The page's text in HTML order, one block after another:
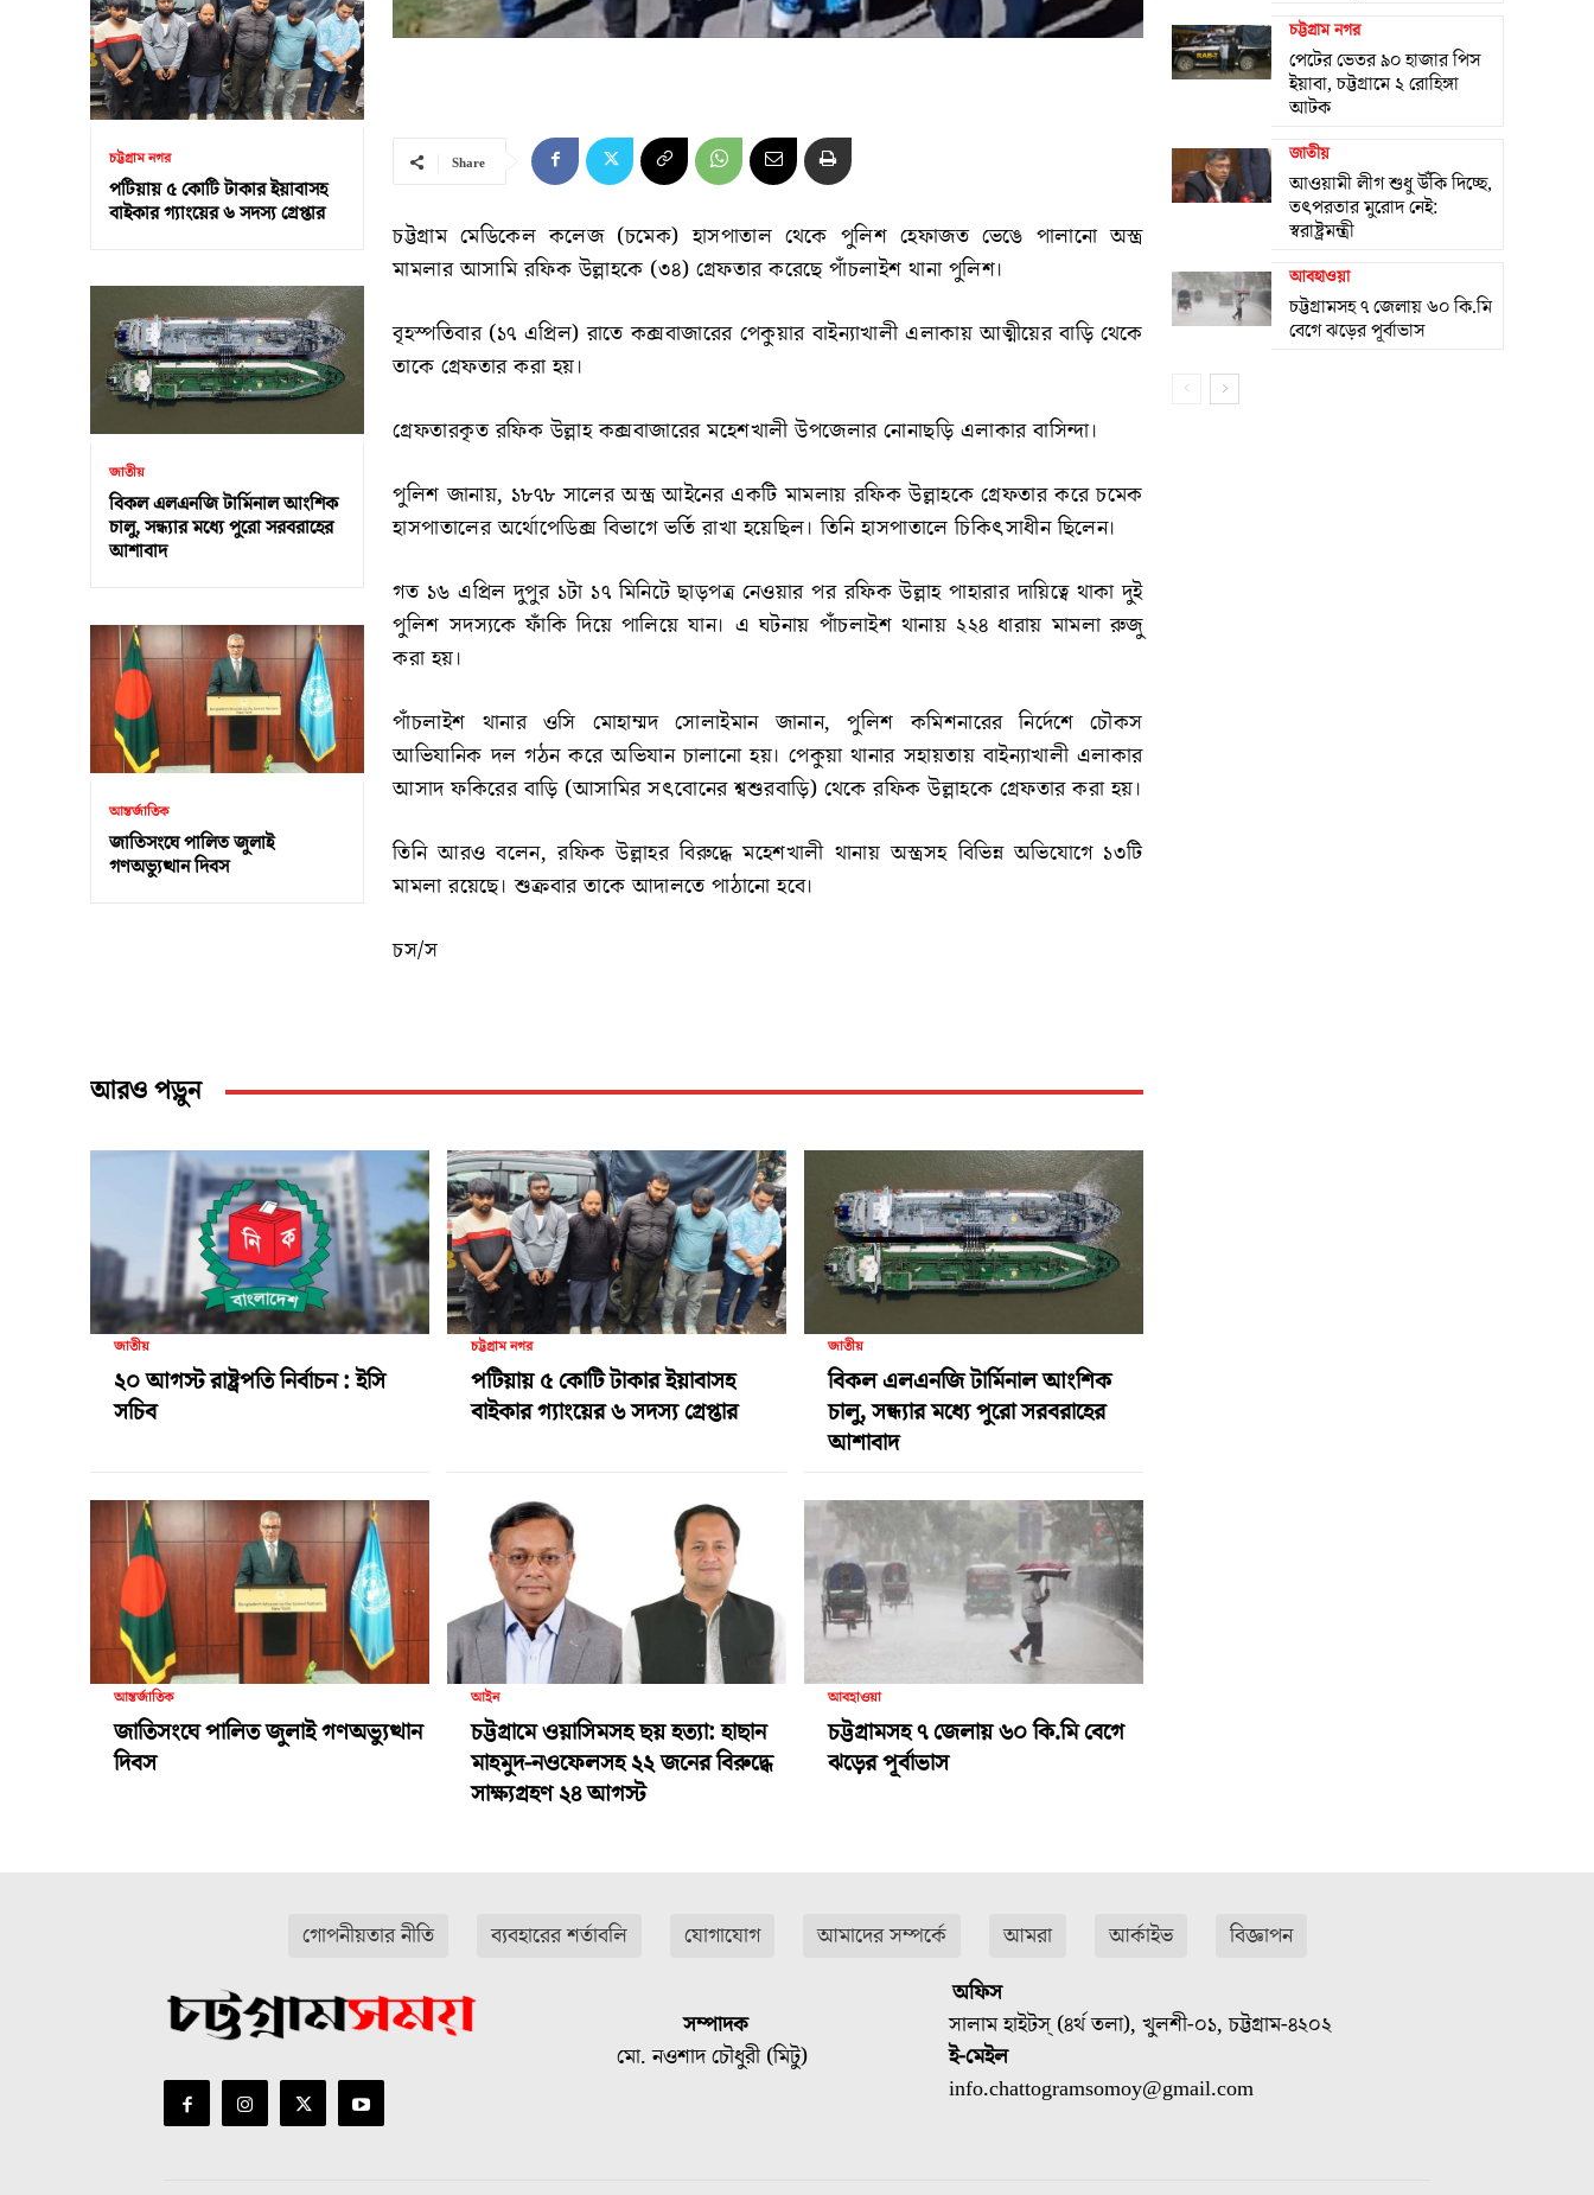
চট্টগ্রাম নগর
পটিয়ায় ৫ কোটি টাকার ইয়াবাসহ
বাইকার গ্যাংয়ের ৬ সদস্য গ্রেপ্তার
জাতীয়
বিকল এলএনজি টার্মিনাল আংশিক
চালু, সন্ধ্যার মধ্যে পুরো সরবরাহের
আশাবাদ
আন্তর্জাতিক
জাতিসংঘে পালিত জুলাই
গণঅভ্যুত্থান দিবস
Share
চট্টগ্রাম মেডিকেল কলেজ (চমেক) হাসপাতাল থেকে পুলিশ হেফাজত ভেঙে পালানো অস্ত্র
মামলার আসামি রফিক উল্লাহকে (৩৪) গ্রেফতার করেছে পাঁচলাইশ থানা পুলিশ।
বৃহস্পতিবার (১৭ এপ্রিল) রাতে কক্সবাজারের পেকুয়ার বাইন্যাখালী এলাকায় আত্মীয়ের বাড়ি থেকে
তাকে গ্রেফতার করা হয়।
গ্রেফতারকৃত রফিক উল্লাহ কক্সবাজারের মহেশখালী উপজেলার নোনাছড়ি এলাকার বাসিন্দা।
পুলিশ জানায়, ১৮৭৮ সালের অস্ত্র আইনের একটি মামলায় রফিক উল্লাহকে গ্রেফতার করে চমেক
হাসপাতালের অর্থোপেডিক্স বিভাগে ভর্তি রাখা হয়েছিল। তিনি হাসপাতালে চিকিৎসাধীন ছিলেন।
গত ১৬ এপ্রিল দুপুর ১টা ১৭ মিনিটে ছাড়পত্র নেওয়ার পর রফিক উল্লাহ পাহারার দায়িত্বে থাকা দুই
পুলিশ সদস্যকে ফাঁকি দিয়ে পালিয়ে যান। এ ঘটনায় পাঁচলাইশ থানায় ২২৪ ধারায় মামলা রুজু
করা হয়।
পাঁচলাইশ থানার ওসি মোহাম্মদ সোলাইমান জানান, পুলিশ কমিশনারের নির্দেশে চৌকস
আভিযানিক দল গঠন করে অভিযান চালানো হয়। পেকুয়া থানার সহায়তায় বাইন্যাখালী এলাকার
আসাদ ফকিরের বাড়ি (আসামির সৎবোনের শ্বশুরবাড়ি) থেকে রফিক উল্লাহকে গ্রেফতার করা হয়।
তিনি আরও বলেন, রফিক উল্লাহর বিরুদ্ধে মহেশখালী থানায় অস্ত্রসহ বিভিন্ন অভিযোগে ১৩টি
মামলা রয়েছে। শুক্রবার তাকে আদালতে পাঠানো হবে।
চস/স
আরও পড়ুন
জাতীয়
২০ আগস্ট রাষ্ট্রপতি নির্বাচন : ইসি
সচিব
চট্টগ্রাম নগর
পটিয়ায় ৫ কোটি টাকার ইয়াবাসহ
বাইকার গ্যাংয়ের ৬ সদস্য গ্রেপ্তার
জাতীয়
বিকল এলএনজি টার্মিনাল আংশিক
চালু, সন্ধ্যার মধ্যে পুরো সরবরাহের
আশাবাদ
আন্তর্জাতিক
জাতিসংঘে পালিত জুলাই গণঅভ্যুত্থান
দিবস
আইন
চট্টগ্রামে ওয়াসিমসহ ছয় হত্যা: হাছান
মাহমুদ-নওফেলসহ ২২ জনের বিরুদ্ধে
সাক্ষ্যগ্রহণ ২৪ আগস্ট
আবহাওয়া
চট্টগ্রামসহ ৭ জেলায় ৬০ কি.মি বেগে
ঝড়ের পূর্বাভাস
চট্টগ্রাম নগর
পেটের ভেতর ৯০ হাজার পিস
ইয়াবা, চট্টগ্রামে ২ রোহিঙ্গা
আটক
জাতীয়
আওয়ামী লীগ শুধু উঁকি দিচ্ছে,
তৎপরতার মুরোদ নেই:
স্বরাষ্ট্রমন্ত্রী
আবহাওয়া
চট্টগ্রামসহ ৭ জেলায় ৬০ কি.মি
বেগে ঝড়ের পূর্বাভাস
গোপনীয়তার নীতি ব্যবহারের শর্তাবলি যোগাযোগ আমাদের সম্পর্কে আমরা আর্কাইভ বিজ্ঞাপন
সম্পাদক
মো. নওশাদ চৌধুরী (মিটু)
অফিস
সালাম হাইটস্ (৪র্থ তলা), খুলশী-০১, চট্টগ্রাম-৪২০২
ই-মেইল
info.chattogramsomoy@gmail.com